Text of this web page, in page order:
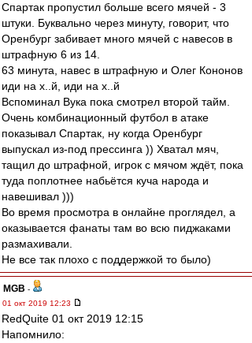
Спартак пропустил больше всего мячей - 3
штуки. Буквально через минуту, говорит, что
Оренбург забивает много мячей с навесов в
штрафную 6 из 14.
63 минута, навес в штрафную и Олег Кононов
иди на х..й, иди на х..й
Вспоминал Вука пока смотрел второй тайм.
Очень комбинационный футбол в атаке
показывал Спартак, ну когда Оренбург
выпускал из-под прессинга )) Хватал мяч,
тащил до штрафной, игрок с мячом ждёт, пока
туда поплотнее набьётся куча народа и
навешивал )))
Во время просмотра в онлайне проглядел, а
оказывается фанаты там во всю пиджаками
размахивали.
Не все так плохо с поддержкой то было)
MGB -
01 окт 2019 12:23
RedQuite 01 окт 2019 12:15
Напомнило: